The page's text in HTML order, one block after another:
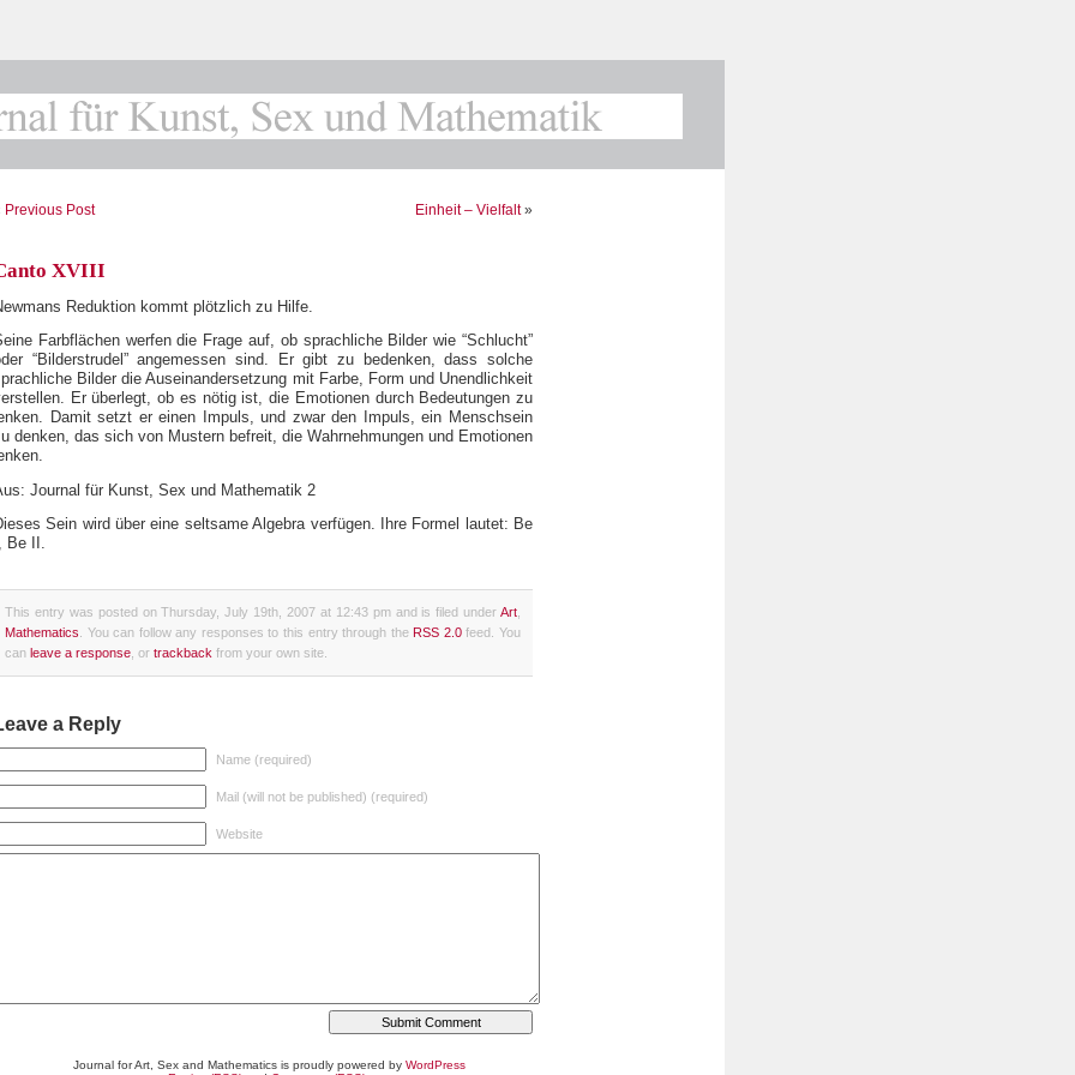
Previous Post Einheit – Vielfalt»
XVIII
Reduktion kommt plötzlich zu Hilfe.
Farbflächen werfen die Frage auf, ob sprachliche Bilder wie “Schlucht”
“Bilderstrudel” angemessen sind. Er gibt zu bedenken, dass solche
Bilder die Auseinandersetzung mit Farbe, Form und Unendlichkeit
Er überlegt, ob es nötig ist, die Emotionen durch Bedeutungen zu
Damit setzt er einen Impuls, und zwar den Impuls, ein Menschsein
denken, das sich von Mustern befreit, die Wahrnehmungen und Emotionen
Journal für Kunst, Sex und Mathematik 2
Sein wird über eine seltsame Algebra verfügen. Ihre Formel lautet: Be
Be II.
This entry was posted on Thursday, July 19th, 2007 at 12:43 pm and is filed under Art
Mathematics . You can follow any responses to this entry through the RSS 2.0feed. You
can leave a response , or trackback from your own site.
a Reply
Name (required)
Mail (will not be published) (required)
Website
Journal for Art, Sex and Mathematics is proudly powered by WordPress